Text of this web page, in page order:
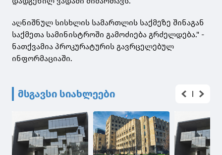
აღნიშნულ სისხლის სამართლის საქმეზე შინაგან
საქმეთა სამინისტროში გამოძიება გრძელდება." -
ნათქვამია პროკურატურის გავრცელებულ
ინფორმაციაში.
მსგავსი სიახლეები